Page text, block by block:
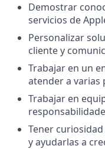
Demostrar
servicios de
Personalizar
cliente y
Trabajar en un
atender a varias
Trabajar en
Tener
y ayudarlas a